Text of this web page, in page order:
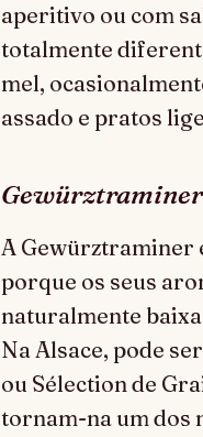
aperitivo ou com
totalmente
mel,
assado e pratos
Gewürztraminer
A Gewürztraminer
porque os seus
naturalmente
Na Alsace, pode
ou Sélection de
tornam-na um dos